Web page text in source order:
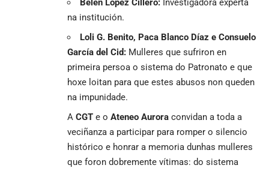
Belén López Cillero: Investigadora experta
na institución.
Loli G. Benito, Paca Blanco Díaz e Consuelo
García del Cid: Mulleres que sufriron en
primeira persoa o sistema do Patronato e que
hoxe loitan para que estes abusos non queden
na impunidade.
A CGT e o Ateneo Aurora convidan a toda a
veciñanza a participar para romper o silencio
histórico e honrar a memoria dunhas mulleres
que foron dobremente vítimas: do sistema